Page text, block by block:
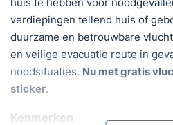
verdiepingen tellend huis of
duurzame en betrouwbare
en veilige evacuatie route in
noodsituaties. Nu met gratis
sticker.
Kenmerken